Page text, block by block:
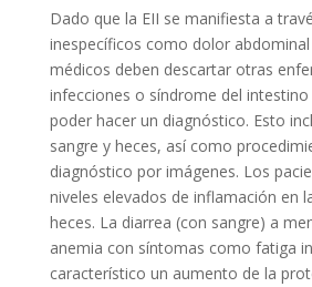
Dado que la EII se manifiesta a
inespecíficos como dolor
médicos deben descartar otras
infecciones o síndrome del
poder hacer un diagnóstico. Esto
sangre y heces, así como
diagnóstico por imágenes. Los
niveles elevados de inflamación en
heces. La diarrea (con sangre) a
anemia con síntomas como fatiga
característico un aumento de la